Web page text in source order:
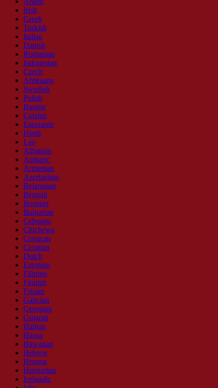
Irish
Greek
Turkish
Italian
Danish
Romanian
Indonesian
Czech
Afrikaans
Swedish
Polish
Basque
Catalan
Esperanto
Hindi
Lao
Albanian
Amharic
Armenian
Azerbaijani
Belarusian
Bengali
Bosnian
Bulgarian
Cebuano
Chichewa
Corsican
Croatian
Dutch
Estonian
Filipino
Finnish
Frisian
Galician
Georgian
Gujarati
Haitian
Hausa
Hawaiian
Hebrew
Hmong
Hungarian
Icelandic